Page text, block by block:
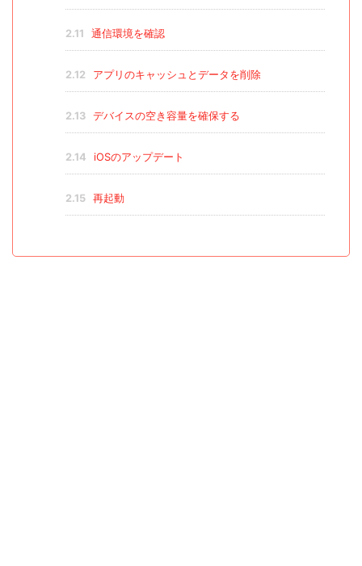
2.11 通信環境を確認
2.12 アプリのキャッシュとデータを削除
2.13 デバイスの空き容量を確保する
2.14 iOSのアップデート
2.15 再起動